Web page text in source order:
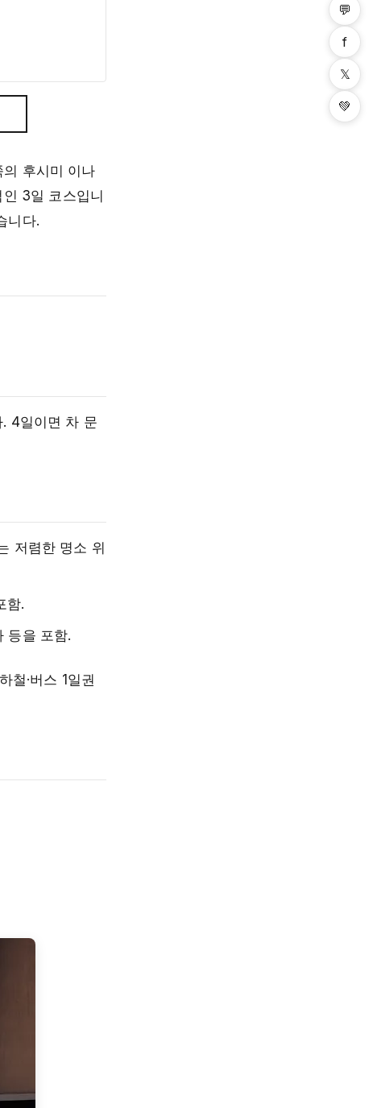
후시미 이나
3일 코스입니
니다.
4일이면 차 문
저렴한 명소 위
함.
등을 포함.
·버스 1일권
💬
f
𝕏
💚